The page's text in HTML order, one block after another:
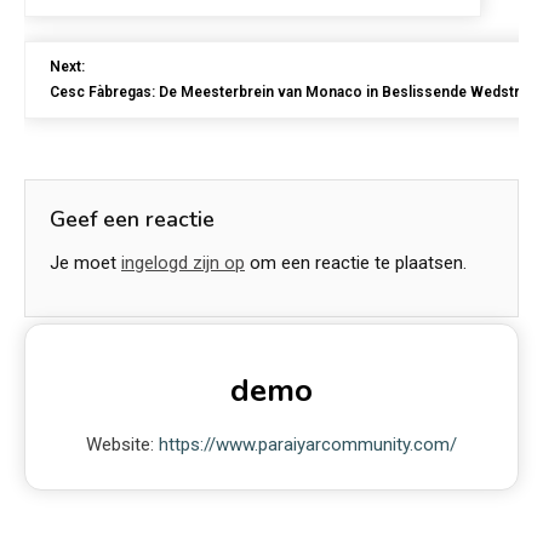
Next:
Cesc Fàbregas: De Meesterbrein van Monaco in Beslissende
Geef een reactie
Je moet ingelogd zijn op om een reactie te plaatsen.
demo
Website: https://www.paraiyarcommunity.com/